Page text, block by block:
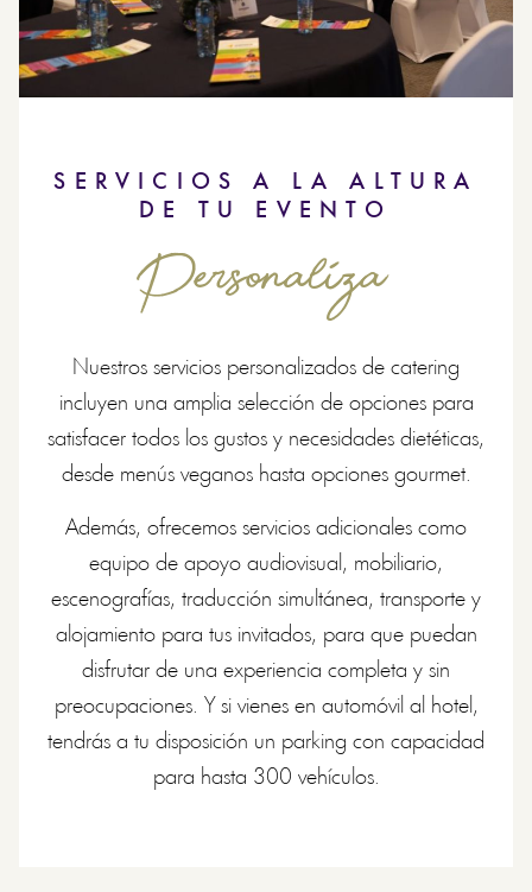
SERVICIOS A LA ALTURA
DE TU EVENTO
Personaliza
Nuestros servicios personalizados de catering
incluyen una amplia selección de opciones para
satisfacer todos los gustos y necesidades dietéticas,
desde menús veganos hasta opciones gourmet.
Además, ofrecemos servicios adicionales como
equipo de apoyo audiovisual, mobiliario,
escenografías, traducción simultánea, transporte y
alojamiento para tus invitados, para que puedan
disfrutar de una experiencia completa y sin
preocupaciones. Y si vienes en automóvil al hotel,
tendrás a tu disposición un parking con capacidad
para hasta 300 vehículos.